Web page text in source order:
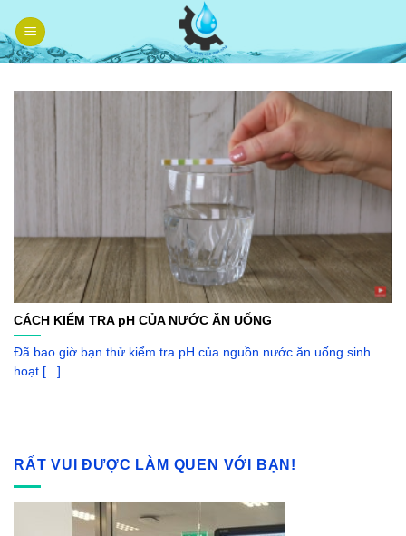
to
content
CÁCH KIỂM TRA pH CỦA NƯỚC ĂN UỐNG
Đã bao giờ bạn thử kiểm tra pH của nguồn nước ăn uống sinh
hoạt [...]
RẤT VUI ĐƯỢC LÀM QUEN VỚI BẠN!